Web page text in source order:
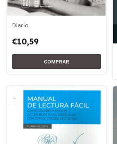
Diario
€10,59